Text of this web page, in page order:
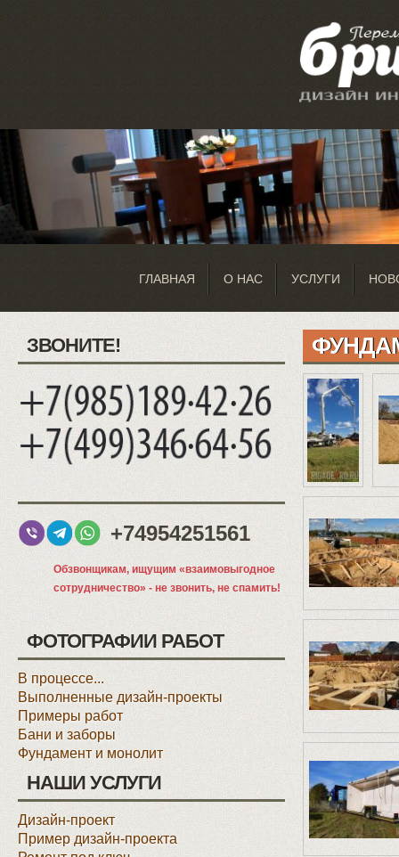
ГЛАВНАЯ О НАС УСЛУГИ
ЗВОНИТЕ!
+74954251561
Обзвонщикам, ищущим «взаимовыгодное
сотрудничество» - не звонить, не спамить!
ФОТОГРАФИИ РАБОТ
В процессе...
Выполненные дизайн-проекты
Примеры работ
Бани и заборы
Фундамент и монолит
НАШИ УСЛУГИ
Дизайн-проект
Пример дизайн-проекта